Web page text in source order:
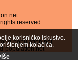
rights reserved.
population.net
population.net
korisničko iskustvo.
kolačića.